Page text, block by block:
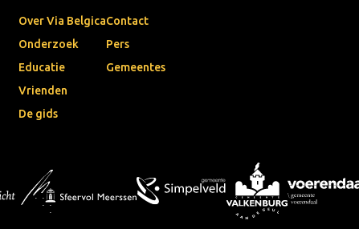
Over Via Belgica
Onderzoek
Educatie
Vrienden
De gids
Contact
Pers
Gemeentes